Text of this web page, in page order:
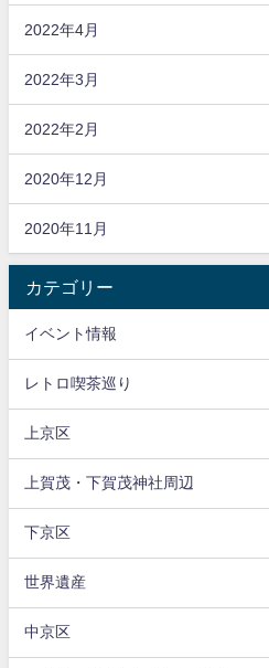
2022年4月
2022年3月
2022年2月
2020年12月
2020年11月
カテゴリー
イベント情報
レトロ喫茶巡り
上京区
上賀茂・下賀茂神社周辺
下京区
世界遺産
中京区